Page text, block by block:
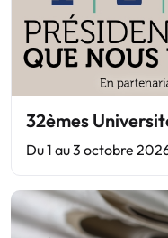
32èmes
Du 1 au 3 octobre